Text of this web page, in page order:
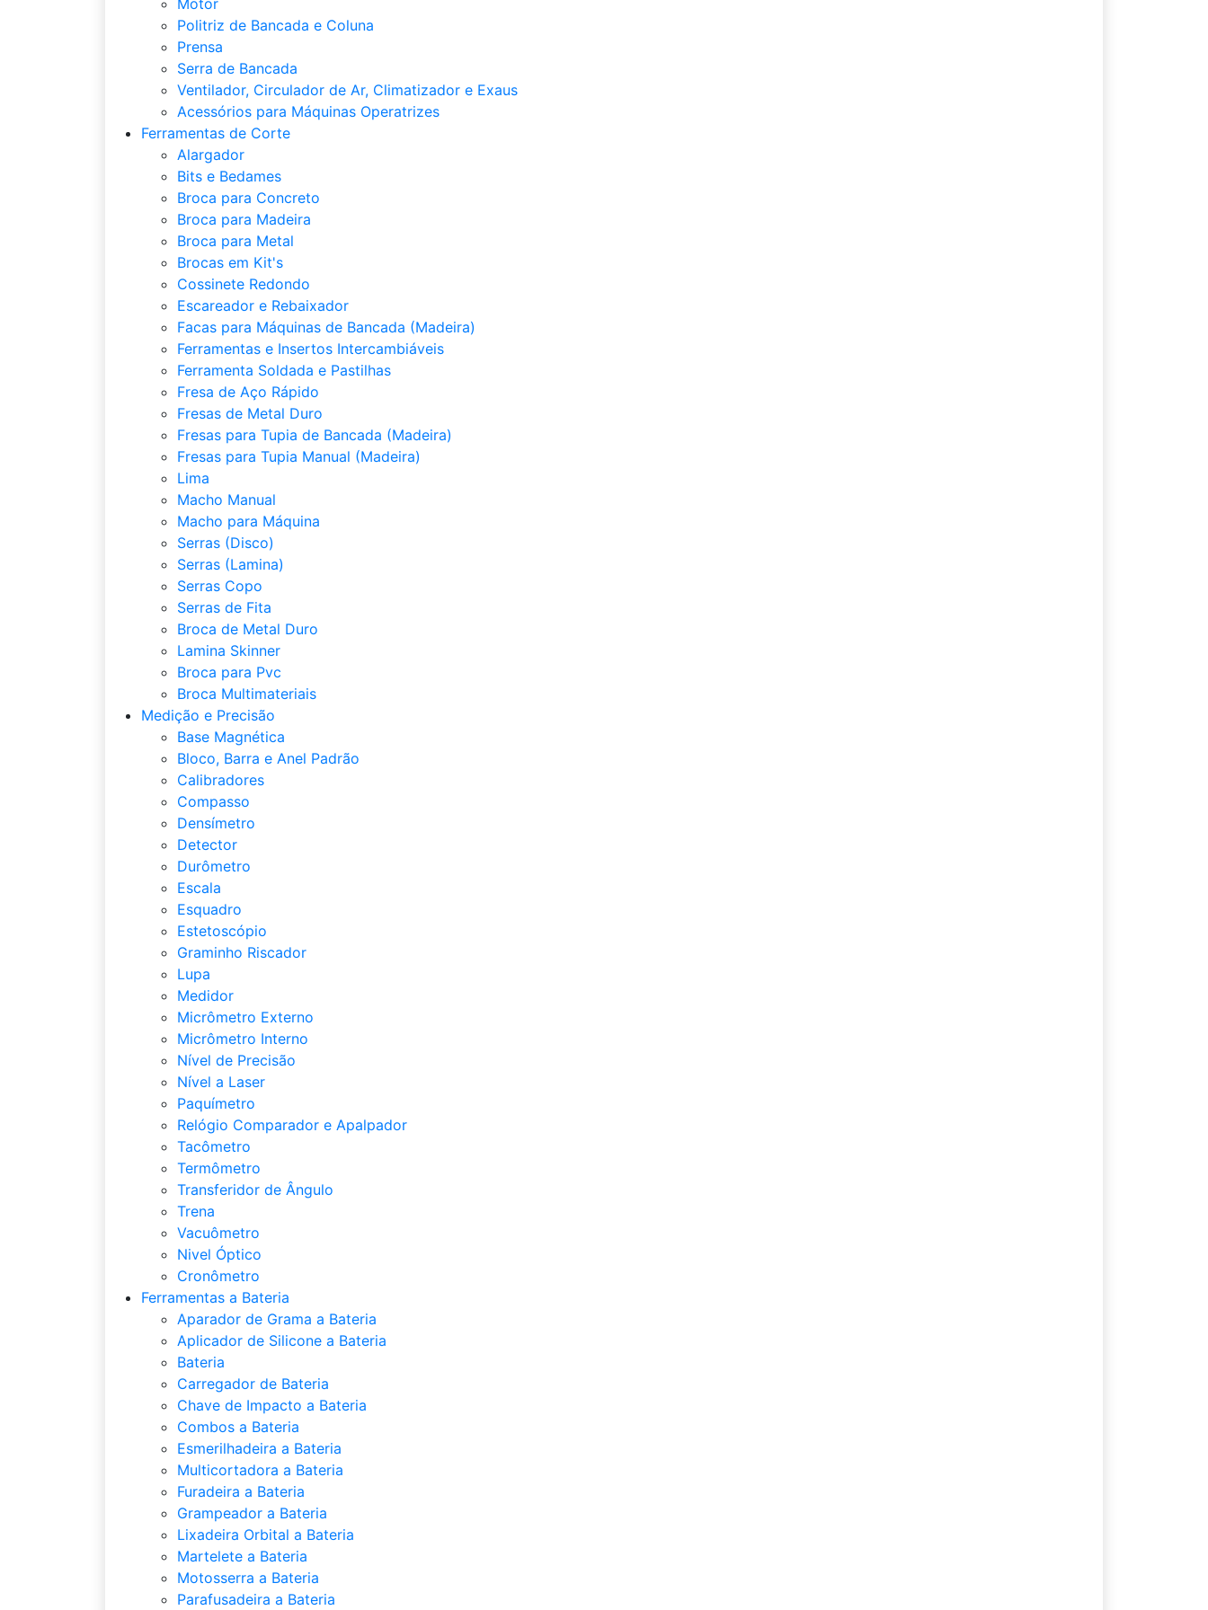
Motor
Politriz de Bancada e Coluna
Prensa
Serra de Bancada
Ventilador, Circulador de Ar, Climatizador e Exaus
Acessórios para Máquinas Operatrizes
Ferramentas de Corte
Alargador
Bits e Bedames
Broca para Concreto
Broca para Madeira
Broca para Metal
Brocas em Kit's
Cossinete Redondo
Escareador e Rebaixador
Facas para Máquinas de Bancada (Madeira)
Ferramentas e Insertos Intercambiáveis
Ferramenta Soldada e Pastilhas
Fresa de Aço Rápido
Fresas de Metal Duro
Fresas para Tupia de Bancada (Madeira)
Fresas para Tupia Manual (Madeira)
Lima
Macho Manual
Macho para Máquina
Serras (Disco)
Serras (Lamina)
Serras Copo
Serras de Fita
Broca de Metal Duro
Lamina Skinner
Broca para Pvc
Broca Multimateriais
Medição e Precisão
Base Magnética
Bloco, Barra e Anel Padrão
Calibradores
Compasso
Densímetro
Detector
Durômetro
Escala
Esquadro
Estetoscópio
Graminho Riscador
Lupa
Medidor
Micrômetro Externo
Micrômetro Interno
Nível de Precisão
Nível a Laser
Paquímetro
Relógio Comparador e Apalpador
Tacômetro
Termômetro
Transferidor de Ângulo
Trena
Vacuômetro
Nivel Óptico
Cronômetro
Ferramentas a Bateria
Aparador de Grama a Bateria
Aplicador de Silicone a Bateria
Bateria
Carregador de Bateria
Chave de Impacto a Bateria
Combos a Bateria
Esmerilhadeira a Bateria
Multicortadora a Bateria
Furadeira a Bateria
Grampeador a Bateria
Lixadeira Orbital a Bateria
Martelete a Bateria
Motosserra a Bateria
Parafusadeira a Bateria